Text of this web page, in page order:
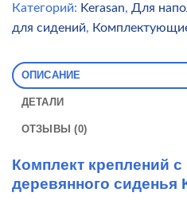
Категорий: Kerasan, Для
для сидений,
ОПИСАНИЕ
ДЕТАЛИ
ОТЗЫВЫ (0)
Комплект креплений
деревянного сиденья